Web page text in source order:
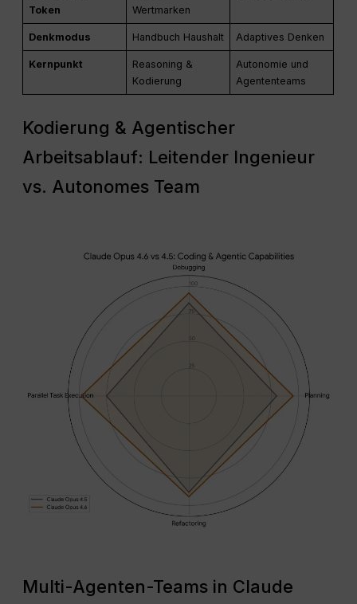
Token
Wertmarken
Denkmodus Handbuch Haushalt Adaptives Denken
Kernpunkt
Reasoning &
Kodierung
Autonomie und
Agententeams
Kodierung & Agentischer
Arbeitsablauf: Leitender Ingenieur
vs. Autonomes Team
Multi-Agenten-Teams in Claude